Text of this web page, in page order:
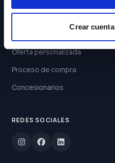
Crear
ENLACES
Oferta personalizada
Proceso de compra
Concesionarios
REDES SOCIALES